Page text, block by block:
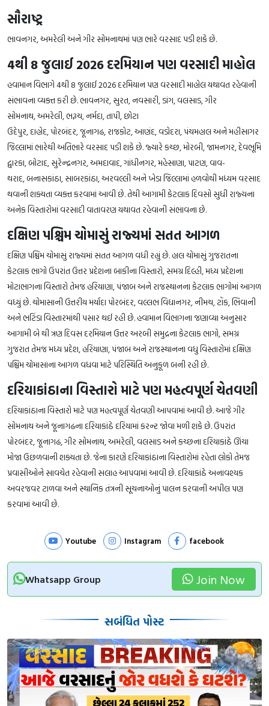
સૌરાષ્ટ્ર
ભાવનગર, અમરેલી અને ગીર સોમનાથમાં પણ ભારે વરસાદ પડી શકે છે.
4થી 8 જુલાઈ 2026 દરમિયાન પણ વરસાદી માહોલ
હવામાન વિભાગે 4થી 8 જુલાઈ 2026 દરમિયાન પણ વરસાદી માહોલ યથાવત રહેવાની
સંભાવના વ્યક્ત કરી છે. ભાવનગર, સુરત, નવસારી, ડાંગ, વલસાડ, ગીર
સોમનાથ, અમરેલી, ભરૂચ, નર્મદા, તાપી, છોટા
ઉદેપુર, દાહોદ, પોરબંદર, જૂનાગઢ, રાજકોટ, આણંદ, વડોદરા, પંચમહાલ અને મહીસાગર
જિલ્લામાં ભારેથી અતિભારે વરસાદ પડી શકે છે. જ્યારે કચ્છ, મોરબી, જામનગર, દેવભૂમિ
દ્વારકા, બોટાદ, સુરેન્દ્રનગર, અમદાવાદ, ગાંધીનગર, મહેસાણા, પાટણ, વાવ-
થરાદ, બનાસકાંઠા, સાબરકાંઠા, અરવલ્લી અને ખેડા જિલ્લામાં હળવોથી મધ્યમ વરસાદ
થવાની શક્યતા વ્યક્ત કરવામાં આવી છે. તેથી આગામી કેટલાક દિવસો સુધી રાજ્યના
અનેક વિસ્તારોમાં વરસાદી વાતાવરણ યથાવત રહેવાની સંભાવના છે.
દક્ષિણ પશ્ચિમ ચોમાસું રાજ્યમાં સતત આગળ
દક્ષિણ પશ્ચિમ ચોમાસું રાજ્યમાં સતત આગળ વધી રહ્યું છે. હાલ ચોમાસું ગુજરાતના
કેટલાક ભાગો ઉપરાંત ઉત્તર પ્રદેશના બાકીના વિસ્તારો, સમગ્ર દિલ્હી, મધ્ય પ્રદેશના
મોટાભાગના વિસ્તારો તેમજ હરિયાણા, પંજાબ અને રાજસ્થાનના કેટલાક ભાગોમાં આગળ
વધ્યું છે. ચોમાસાની ઉત્તરીય મર્યાદા પોરબંદર, વલ્લભ વિદ્યાનગર, નીમચ, ટોંક, ભિવાની
અને ભટિંડા વિસ્તારમાંથી પસાર થઈ રહી છે. હવામાન વિભાગના જણાવ્યા અનુસાર
આગામી બે થી ત્રણ દિવસ દરમિયાન ઉત્તર અરબી સમુદ્રના કેટલાક ભાગો, સમગ્ર
ગુજરાત તેમજ મધ્ય પ્રદેશ, હરિયાણા, પંજાબ અને રાજસ્થાનના વધુ વિસ્તારોમાં દક્ષિણ
પશ્ચિમ ચોમાસાના આગળ વધવા માટે પરિસ્થિતિ અનુકૂળ બની રહી છે.
દરિયાકાંઠાના વિસ્તારો માટે પણ મહત્વપૂર્ણ ચેતવણી
દરિયાકાંઠાના વિસ્તારો માટે પણ મહત્વપૂર્ણ ચેતવણી આપવામાં આવી છે. આજે ગીર
સોમનાથ અને જૂનાગઢના દરિયાકાંઠે દરિયામાં કરન્ટ જોવા મળી શકે છે. ઉપરાંત
પોરબંદર, જૂનાગઢ, ગીર સોમનાથ, અમરેલી, વલસાડ અને કચ્છના દરિયાકાંઠે ઊંચા
મોજા ઉછળવાની શક્યતા છે. જેના કારણે દરિયાકાંઠાના વિસ્તારોમાં રહેતા લોકો તેમજ
પ્રવાસીઓને સાવચેત રહેવાની સલાહ આપવામાં આવી છે. દરિયાકાંઠે અનાવશ્યક
અવરજવર ટાળવા અને સ્થાનિક તંત્રની સૂચનાઓનું પાલન કરવાની અપીલ પણ
કરવામાં આવી છે.
Youtube Instagram facebook
Whatsapp Group Join Now
સબંધિત પોસ્ટ